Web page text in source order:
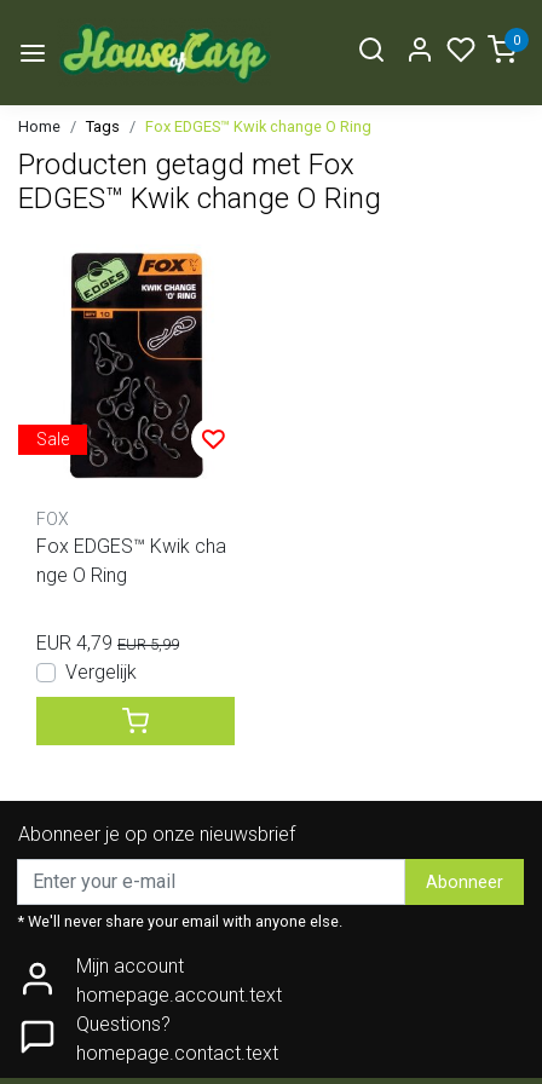
0
Home Tags Fox EDGES™ Kwik change O Ring
Producten getagd met Fox
EDGES™ Kwik change O Ring
Sale
FOX
Fox EDGES™ Kwik cha
nge O Ring
EUR 4,79 EUR 5,99
Vergelijk
Abonneer je op onze nieuwsbrief
Abonneer
* We'll never share your email with anyone else.
Mijn account
homepage.account.text
Questions?
homepage.contact.text